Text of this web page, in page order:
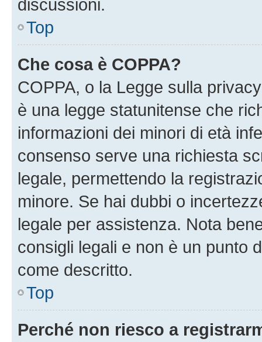
discussioni.
Top
Che cosa è COPPA?
COPPA, o la Legge sulla
è una legge statunitense che
informazioni dei minori di età
consenso serve una richiesta
legale, permettendo la
minore. Se hai dubbi o
legale per assistenza. Nota
consigli legali e non è un punto
come descritto.
Top
Perché non riesco a